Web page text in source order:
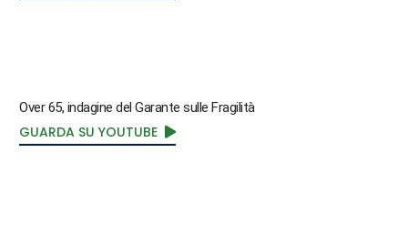
Over 65, indagine del Garante sulle Fragilità
GUARDA SU YOUTUBE